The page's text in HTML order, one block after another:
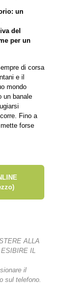
un
del
per un
di corsa
e il
mondo
un banale
Fino a
forse
ALLA
IL
il
sul telefono.